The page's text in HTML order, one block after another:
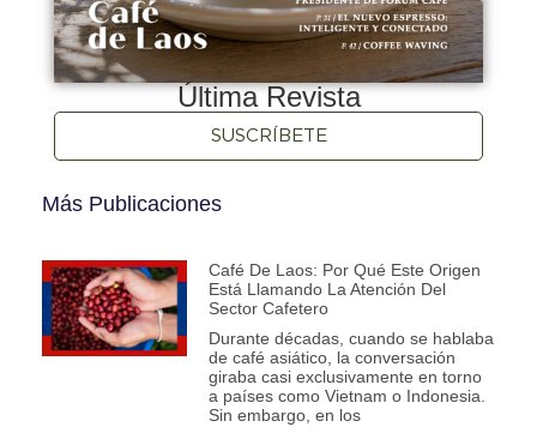
Última Revista
SUSCRÍBETE
Más Publicaciones
Café De Laos: Por Qué Este Origen
Está Llamando La Atención Del
Sector Cafetero
Durante décadas, cuando se hablaba
de café asiático, la conversación
giraba casi exclusivamente en torno
a países como Vietnam o Indonesia.
Sin embargo, en los